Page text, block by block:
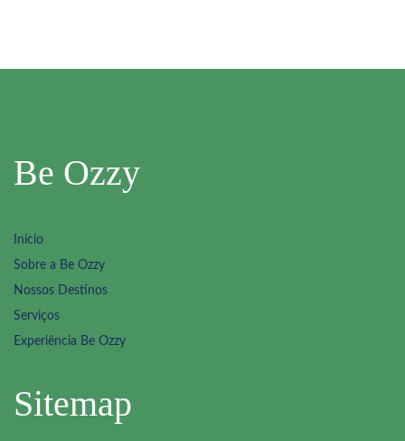
Be Ozzy
Início
Sobre a Be Ozzy
Nossos Destinos
Serviços
Experiência Be Ozzy
Sitemap